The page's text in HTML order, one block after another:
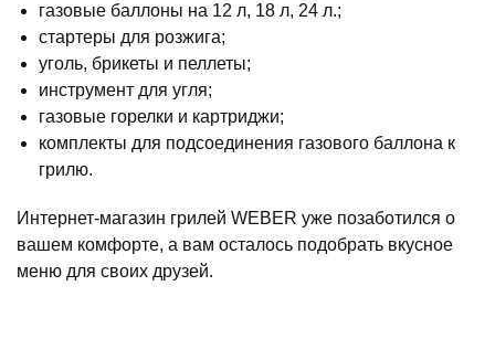
газовые баллоны на 12 л, 18 л, 24 л.;
стартеры для розжига;
уголь, брикеты и пеллеты;
инструмент для угля;
газовые горелки и картриджи;
комплекты для подсоединения газового баллона к
грилю.
Интернет-магазин грилей WEBER уже позаботился о
вашем комфорте, а вам осталось подобрать вкусное
меню для своих друзей.